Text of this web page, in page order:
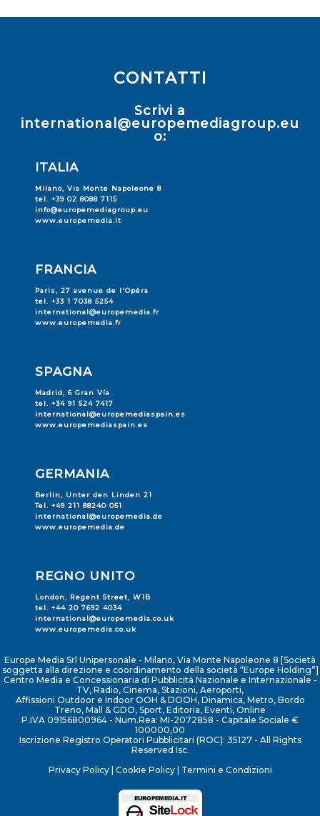
CONTATTI
Scrivi a
international@europemediagroup.eu
o:
ITALIA
Milano, Via Monte Napoleone 8
tel. +39 02 8088 7115
info@europemediagroup.eu
www.europemedia.it
FRANCIA
Paris, 27 avenue de l'Opéra
tel. +33 1 7038 5254
international@europemedia.fr
www.europemedia.fr
SPAGNA
Madrid, 6 Gran Vía
tel. +34 91 524 7417
international@europemediaspain.es
www.europemediaspain.es
GERMANIA
Berlin, Unter den Linden 21
Tel. +49 211 88240 051
international@europemedia.de
www.europemedia.de
REGNO UNITO
London, Regent Street, W1B
tel. +44 20 7692 4034
international@europemedia.co.uk
www.europemedia.co.uk
Europe Media Srl Unipersonale - Milano, Via Monte Napoleone 8 [Società
soggetta alla direzione e coordinamento della società “Europe Holding”]
Centro Media e Concessionaria di Pubblicità Nazionale e Internazionale -
TV, Radio, Cinema, Stazioni, Aeroporti,
Affissioni Outdoor e Indoor OOH & DOOH, Dinamica, Metro, Bordo
Treno, Mall & GDO, Sport, Editoria, Eventi, Online
P.IVA 09156800964 - Num.Rea: MI-2072858 - Capitale Sociale €
100000,00
Iscrizione Registro Operatori Pubblicitari (ROC): 35127 - All Rights
Reserved Isc.
Privacy Policy| Cookie Policy| Termini e Condizioni